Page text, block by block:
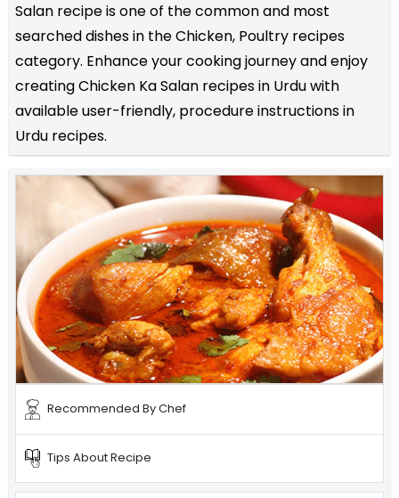
Salan recipe is one of the common and most
searched dishes in the Chicken, Poultry recipes
category. Enhance your cooking journey and enjoy
creating Chicken Ka Salan recipes in Urdu with
available user-friendly, procedure instructions in
Urdu recipes.
Recommended By Chef
Tips About Recipe